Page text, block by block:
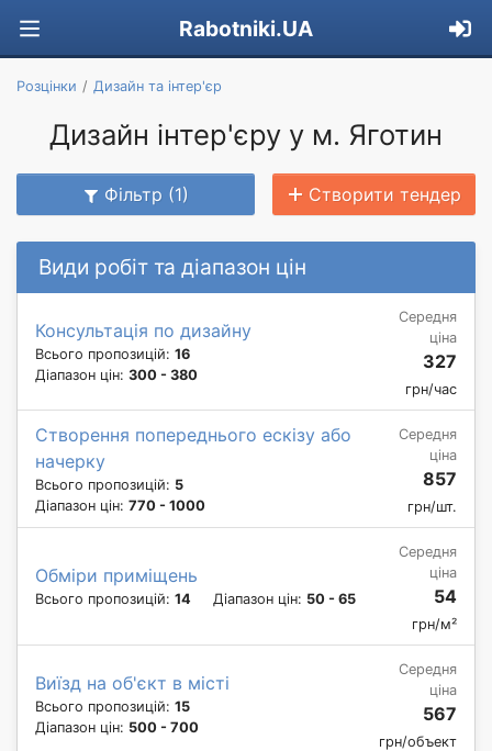
Rabotniki.UA
Розцінки Дизайн та інтер'єр
Дизайн інтер'єру у м. Яготин
Фільтр (1) Створити тендер
Види робіт та діапазон цін
Консультація по дизайну
Всього пропозицій: 16
Діапазон цін: 300 - 380
Середня
ціна
327
грн/час
Створення попереднього ескізу або
начерку
Всього пропозицій: 5
Діапазон цін: 770 - 1000
Середня
ціна
857
грн/шт.
Обміри приміщень
Всього пропозицій: 14 Діапазон цін: 50 - 65
Середня
ціна
54
грн/м²
Виїзд на об'єкт в місті
Всього пропозицій: 15
Діапазон цін: 500 - 700
Середня
ціна
567
грн/объект